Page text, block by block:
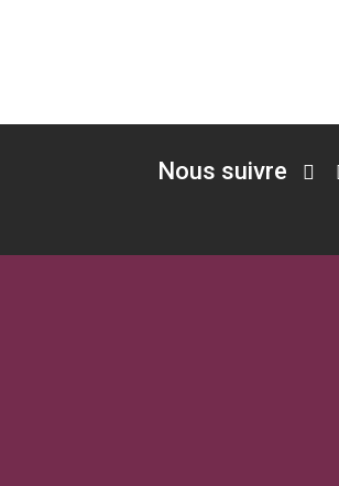
Nous suivre